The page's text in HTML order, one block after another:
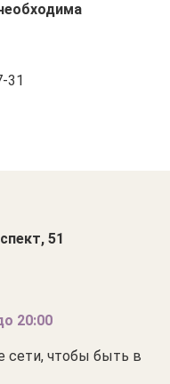
31
51
20:00
сети, чтобы быть в